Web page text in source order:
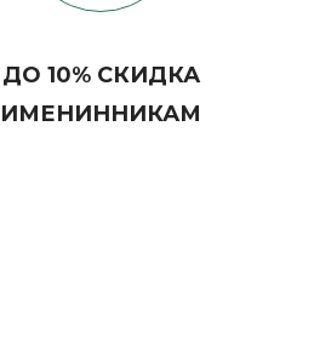
ДО 10% СКИДКА
ИМЕНИННИКАМ